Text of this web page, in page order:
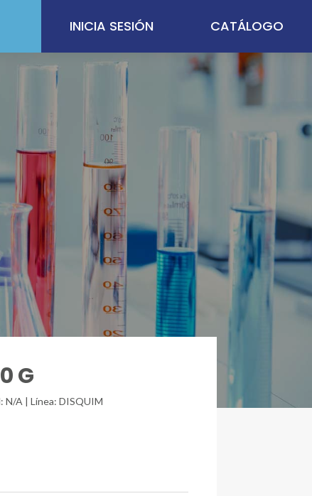
INICIA SESIÓN CATÁLOGO
G
N/A | Línea: DISQUIM